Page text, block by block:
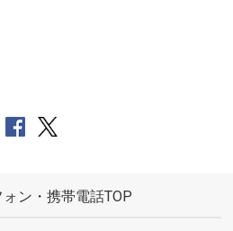
ン・携帯電話TOP